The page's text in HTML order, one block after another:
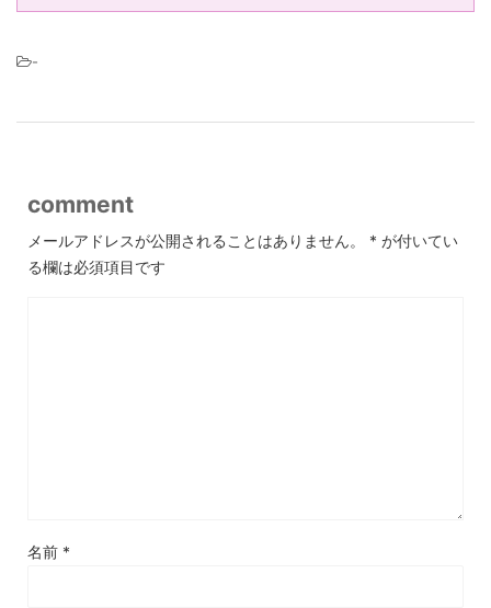
-
comment
メールアドレスが公開されることはありません。 * が付いてい
る欄は必須項目です
名前 *